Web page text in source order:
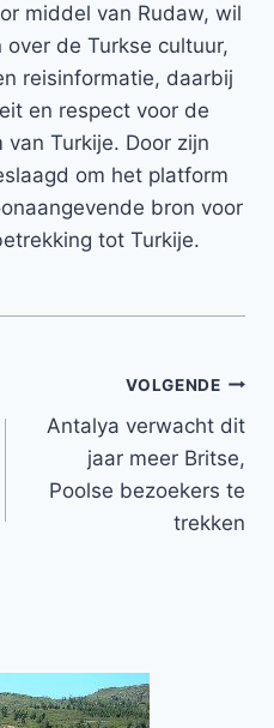
middel van Rudaw, wil
de Turkse cultuur,
reisinformatie, daarbij
en respect voor de
Turkije. Door zijn
om het platform
bron voor
tot Turkije.
VOLGENDE
Antalya verwacht dit
jaar meer Britse,
Poolse bezoekers te
trekken